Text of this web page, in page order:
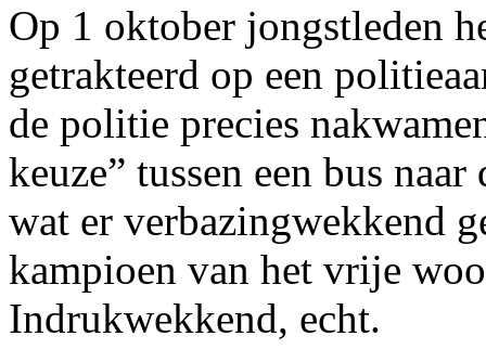
Op 1 oktober jongstleden
getrakteerd op een
de politie precies
keuze” tussen een bus
wat er verbazingwekkend
kampioen van het vrije
Indrukwekkend, echt.